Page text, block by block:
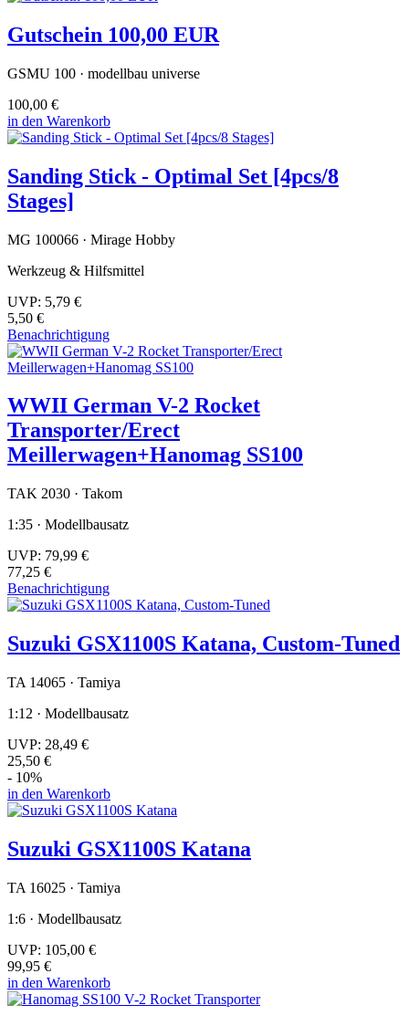
Gutschein 100,00 EUR
GSMU 100 · modellbau universe
100,00 €
in den Warenkorb
Sanding Stick - Optimal Set [4pcs/8
Stages]
MG 100066 · Mirage Hobby
Werkzeug & Hilfsmittel
UVP: 5,79 €
5,50 €
Benachrichtigung
WWII German V-2 Rocket
Transporter/Erect
Meillerwagen+Hanomag SS100
TAK 2030 · Takom
1:35 · Modellbausatz
UVP: 79,99 €
77,25 €
Benachrichtigung
Suzuki GSX1100S Katana, Custom-Tuned
TA 14065 · Tamiya
1:12 · Modellbausatz
UVP: 28,49 €
25,50 €
- 10%
in den Warenkorb
Suzuki GSX1100S Katana
TA 16025 · Tamiya
1:6 · Modellbausatz
UVP: 105,00 €
99,95 €
in den Warenkorb